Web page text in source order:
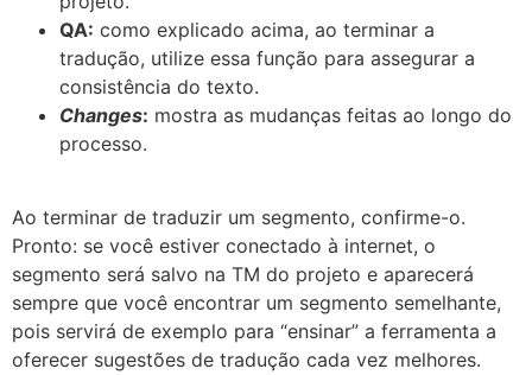
QA: como explicado acima, ao terminar a
tradução, utilize essa função para assegurar a
consistência do texto.
Changes: mostra as mudanças feitas ao longo do
processo.
Ao terminar de traduzir um segmento, confirme-o.
Pronto: se você estiver conectado à internet, o
segmento será salvo na TM do projeto e aparecerá
sempre que você encontrar um segmento semelhante,
pois servirá de exemplo para “ensinar” a ferramenta a
oferecer sugestões de tradução cada vez melhores.